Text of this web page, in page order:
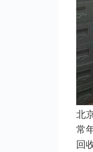
北
常
回